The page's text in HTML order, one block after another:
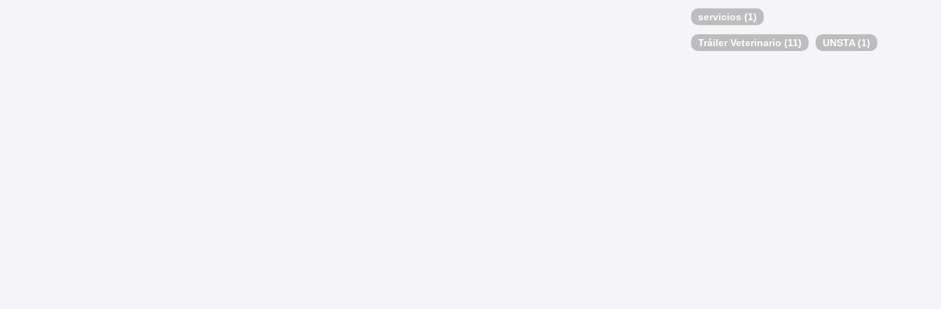
servicios (1)
Tráiler Veterinario (11) UNSTA (1)